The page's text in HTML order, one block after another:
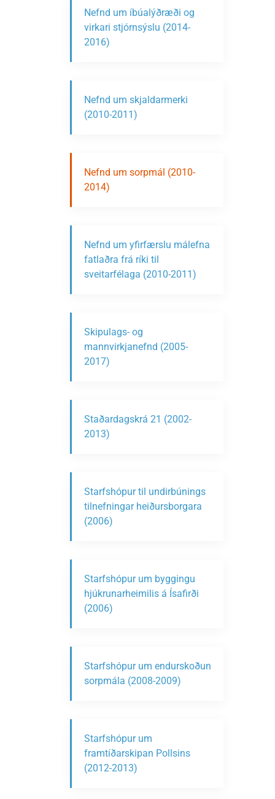
Nefnd um íbúalýðræði og
virkari stjórnsýslu (2014-
2016)
Nefnd um skjaldarmerki
(2010-2011)
Nefnd um sorpmál (2010-
2014)
Nefnd um yfirfærslu málefna
fatlaðra frá ríki til
sveitarfélaga (2010-2011)
Skipulags- og
mannvirkjanefnd (2005-
2017)
Staðardagskrá 21 (2002-
2013)
Starfshópur til undirbúnings
tilnefningar heiðursborgara
(2006)
Starfshópur um byggingu
hjúkrunarheimilis á Ísafirði
(2006)
Starfshópur um endurskoðun
sorpmála (2008-2009)
Starfshópur um
framtíðarskipan Pollsins
(2012-2013)